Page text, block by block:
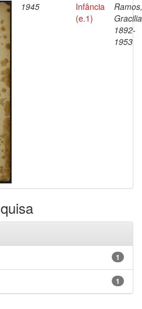
1945
Infância
(e.1)
Ramos,
1892-
1953
1
1